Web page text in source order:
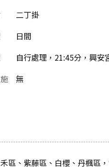
二丁掛
日間
自行處理，21:45分，興安
無
區、紫藤區、白櫻、丹楓區，